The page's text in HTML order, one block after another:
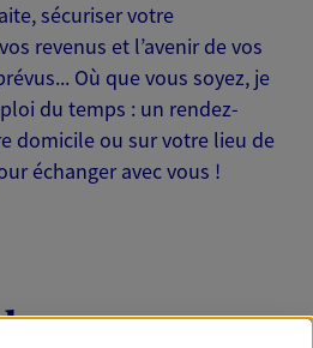
sécuriser votre
revenus et l’avenir de vos
Où que vous soyez, je
du temps : un rendez-
domicile ou sur votre lieu de
échanger avec vous !